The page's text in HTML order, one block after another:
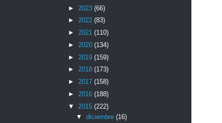
► 2023 (66)
► 2022 (83)
► 2021 (110)
► 2020 (134)
► 2019 (159)
► 2018 (173)
► 2017 (158)
► 2016 (188)
▼ 2015 (222)
▼ diciembre (16)